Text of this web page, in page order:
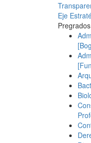
Eje
Pregrados